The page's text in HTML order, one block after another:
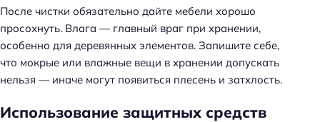
После чистки обязательно дайте мебели хорошо
просохнуть. Влага — главный враг при хранении,
особенно для деревянных элементов. Запишите себе,
что мокрые или влажные вещи в хранении допускать
нельзя — иначе могут появиться плесень и затхлость.
Использование защитных средств